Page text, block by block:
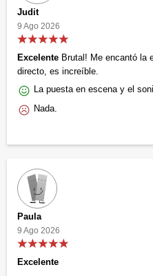
Judit
9 Ago 2026
Excelente Brutal! Me encantó la
directo, es increíble.
La puesta en escena y el
Nada.
Paula
9 Ago 2026
Excelente